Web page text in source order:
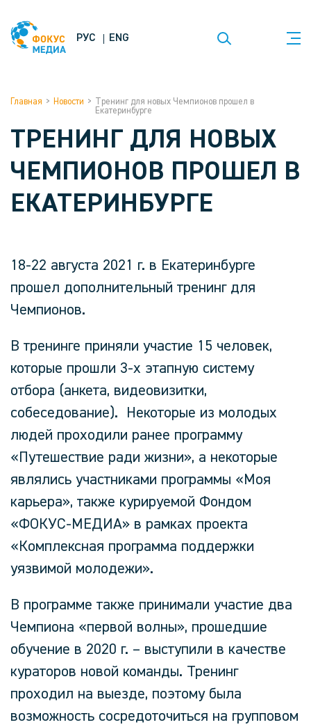
РУС ENG
Главная > Новости >
Тренинг для новых Чемпионов прошел в
Екатеринбурге
ТРЕНИНГ ДЛЯ НОВЫХ
ЧЕМПИОНОВ ПРОШЕЛ В
ЕКАТЕРИНБУРГЕ
18-22 августа 2021 г. в Екатеринбурге
прошел дополнительный тренинг для
Чемпионов.
В тренинге приняли участие 15 человек,
которые прошли 3-х этапную систему
отбора (анкета, видеовизитки,
собеседование). Некоторые из молодых
людей проходили ранее программу
«Путешествие ради жизни», а некоторые
являлись участниками программы «Моя
карьера», также курируемой Фондом
«ФОКУС-МЕДИА» в рамках проекта
«Комплексная программа поддержки
уязвимой молодежи».
В программе также принимали участие два
Чемпиона «первой волны», прошедшие
обучение в 2020 г. – выступили в качестве
кураторов новой команды. Тренинг
проходил на выезде, поэтому была
возможность сосредоточиться на групповом